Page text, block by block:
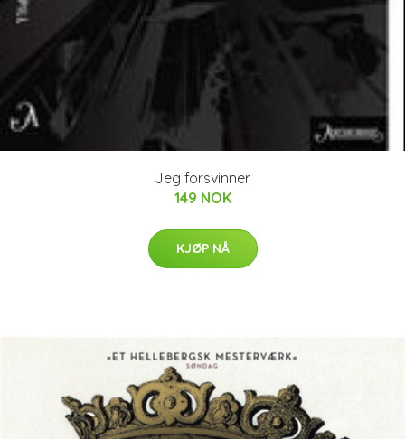
Jeg forsvinner
149 NOK
KJØP NÅ